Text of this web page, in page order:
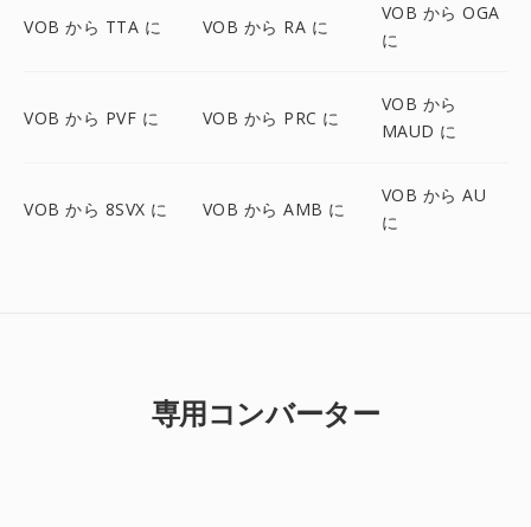
VOB から TTA に VOB から RA に
VOB から OGA
に
VOB から PVF に VOB から PRC に
VOB から
MAUD に
VOB から 8SVX に VOB から AMB に
VOB から AU
に
専用コンバーター